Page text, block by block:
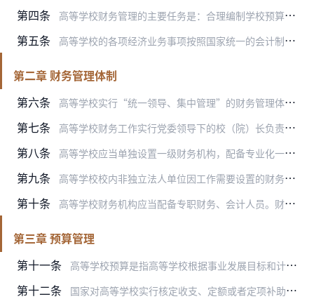
第四条 高等学校财务管理的主要任务是：合理编制学校预算，严格预算执行，完整、准确编制学校决算报告和财务报告，真实反映学校预算执行情况、财务状况和运行情况；依法多渠道筹集…
第五条 高等学校的各项经济业务事项按照国家统一的会计制度进行会计核算。
第二章 财务管理体制
第六条
高等学校实行“统一领导、集中管理”的财务管理体制；规模较大的学校可以实行“统一领导、分级管理”的财务管理体制。
第七条 高等学校财务工作实行党委领导下的校（院）长负责制。高等学校应当在校级行政领导班子设置总会计师岗位或配备具有财务管理背景的副校级行政领导成员，协助校（院）长管理学…
第八条 高等学校应当单独设置一级财务机构，配备专业化一级财务机构负责人，在校（院）长和分管领导的领导下，统一管理学校财务工作。
第九条 高等学校校内非独立法人单位因工作需要设置的财务机构，应当作为学校的二级财务机构。二级财务机构应当遵守和执行学校统一制定的财务规章制度，并接受学校一级财务机构的统…
第十条 高等学校财务机构应当配备专职财务、会计人员。财务、会计人员应当具备与其工作岗位相适应的专业能力。财务、会计人员的调入、调出、专业技术职务评聘，应当由学校一级财务…
第三章 预算管理
第十一条
高等学校预算是指高等学校根据事业发展目标和计划编制的年度财务收支计划。
第十二条 国家对高等学校实行核定收支、定额或者定项补助、超支不补、结转和结余按规定使用的预算管理办法。